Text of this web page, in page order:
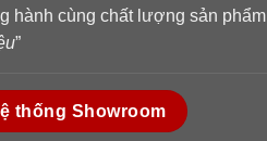
hành cùng chất lượng sản phẩm
”
thống Showroom